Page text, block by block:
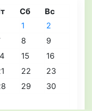
Сб
Вс
1
2
8
9
15
16
22
23
29
30